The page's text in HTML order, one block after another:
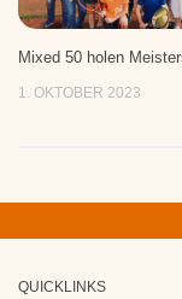
Mixed 50 holen
1. OKTOBER 2023
QUICKLINKS